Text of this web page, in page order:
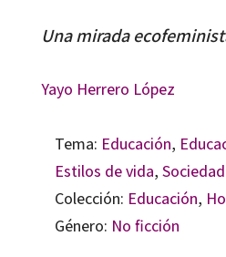
Una mirada
Yayo Herrero López
Tema: Educación,
Estilos de vida, Sociedad
Colección: Educación,
Género: No ficción